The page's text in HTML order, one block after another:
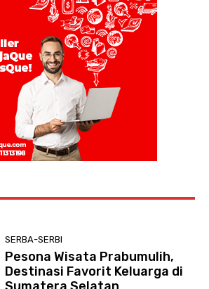
SERBA-SERBI
Pesona Wisata Prabumulih,
Destinasi Favorit Keluarga di